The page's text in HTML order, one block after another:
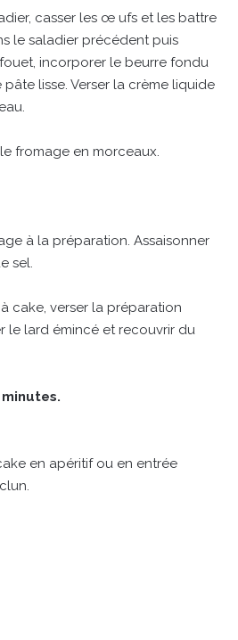
casser les œ ufs et les battre
le saladier précédent puis
incorporer le beurre fondu
lisse. Verser la crème liquide
fromage en morceaux.
à la préparation. Assaisonner
sel.
cake, verser la préparation
le lard émincé et recouvrir du
en apéritif ou en entrée